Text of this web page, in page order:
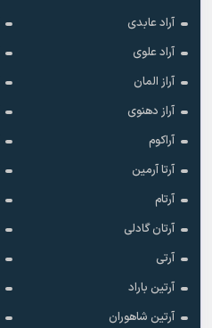
آراد عابدی
آراد علوی
آراز المان
آراز دهنوی
آراکوم
آرتا آرمین
آرتام
آرتان گادلی
آرتی
آرتین باراد
آرتین شاهوران